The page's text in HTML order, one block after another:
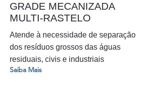
GRADE MECANIZADA
MULTI-RASTELO
Atende à necessidade de separação
dos resíduos grossos das águas
residuais, civis e industriais
Saiba Mais